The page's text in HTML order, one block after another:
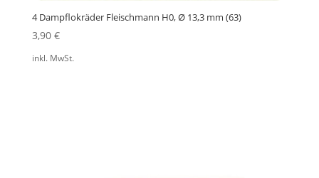
4 Dampflokräder Fleischmann H0, Ø 13,3 mm (63)
3,90 €
inkl. MwSt.